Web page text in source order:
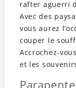
rafter aguerri
Avec des
vous aurez
couper le
Accrochez-
et les